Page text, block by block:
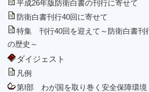
平成26年版防衛白書の刊行に寄せて
防衛白書刊行40回に寄せて
特集 刊行40回を迎えて～防衛白書刊
の歴史～
ダイジェスト
凡例
第I部 わが国を取り巻く安全保障環境